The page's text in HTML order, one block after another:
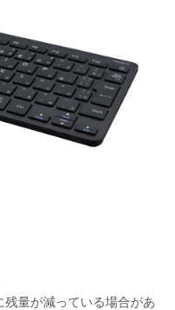
続可能
だけで使用可能
量が減っている場合があ